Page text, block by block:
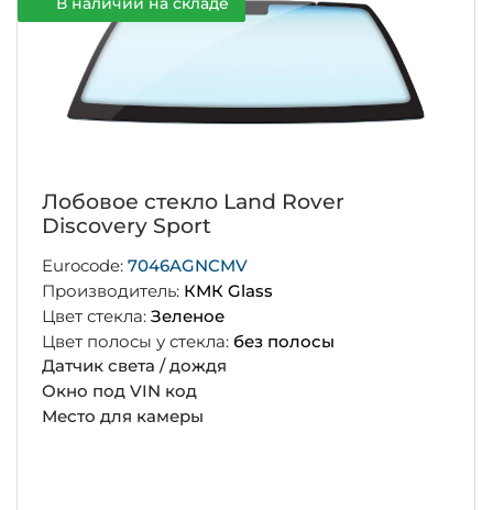
Лобовое стекло Land Rover
Discovery Sport
Eurocode:7046AGNCMV
Производитель: КМК Glass
Цвет стекла:Зеленое
Цвет полосы у стекла: без полосы
Датчик света / дождя
Окно под VIN код
Место для камеры